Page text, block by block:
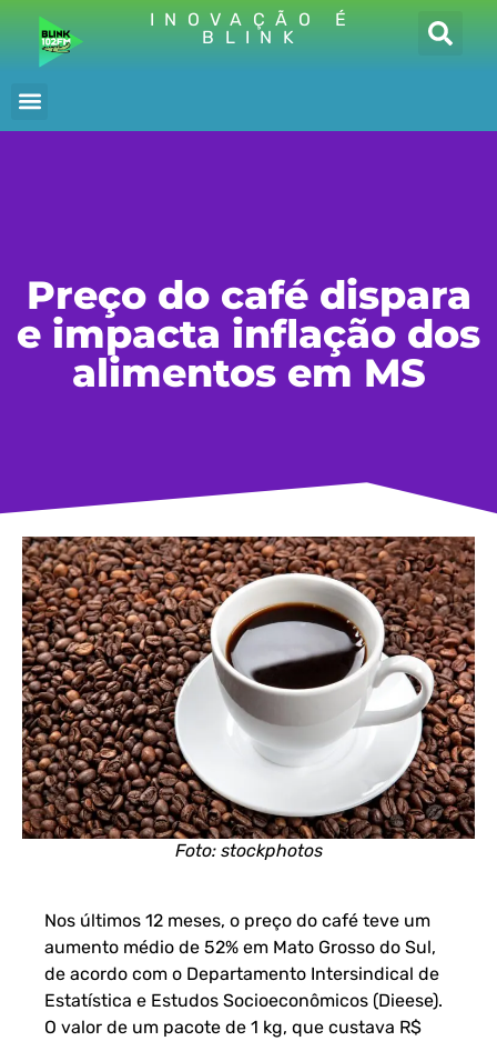
INOVAÇÃO É
BLINK
Preço do café dispara
e impacta inflação dos
alimentos em MS
Foto: stockphotos
Nos últimos 12 meses, o preço do café teve um
aumento médio de 52% em Mato Grosso do Sul,
de acordo com o Departamento Intersindical de
Estatística e Estudos Socioeconômicos (Dieese).
O valor de um pacote de 1 kg, que custava R$